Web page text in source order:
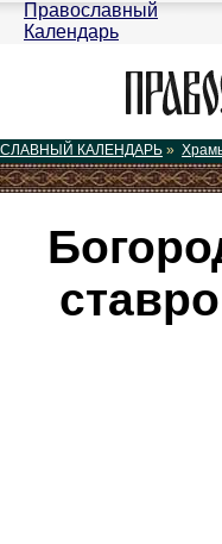
Православный
Календарь
КАЛЕНДАРЬ »